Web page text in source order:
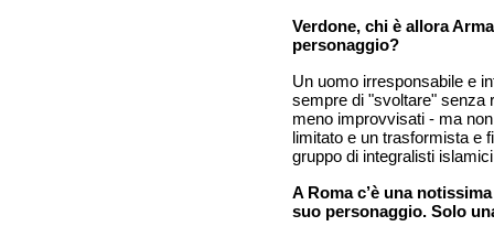
Verdone, chi è allora
personaggio?
Un uomo irresponsabile e
sempre di "svoltare" senza
meno improvvisati - ma
limitato e un trasformista e
gruppo di integralisti
A Roma c’è una
suo personaggio. Solo